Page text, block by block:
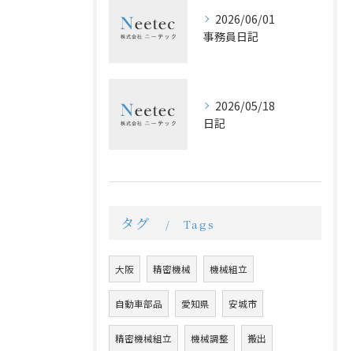
2026/06/01
事務員日記
2026/05/18
日記
タグ Tags
大阪 精密機械 機械組立
自動車部品 愛知県 安城市
精密機械組立 機械調整 搬出